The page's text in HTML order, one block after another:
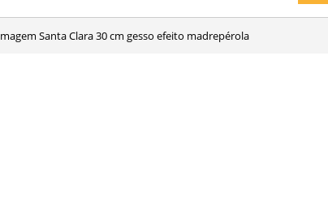
Imagem Santa Clara 30 cm gesso efeito madrepérola